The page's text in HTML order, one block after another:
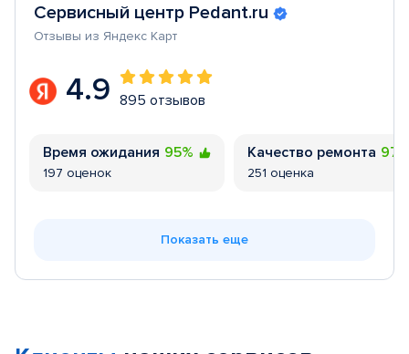
Сервисный центр Pedant.ru
Отзывы из Яндекс Карт
4.9 895 отзывов
Время ожидания 95%
197 оценок
Качество ремонта
251 оценка
Показать еще